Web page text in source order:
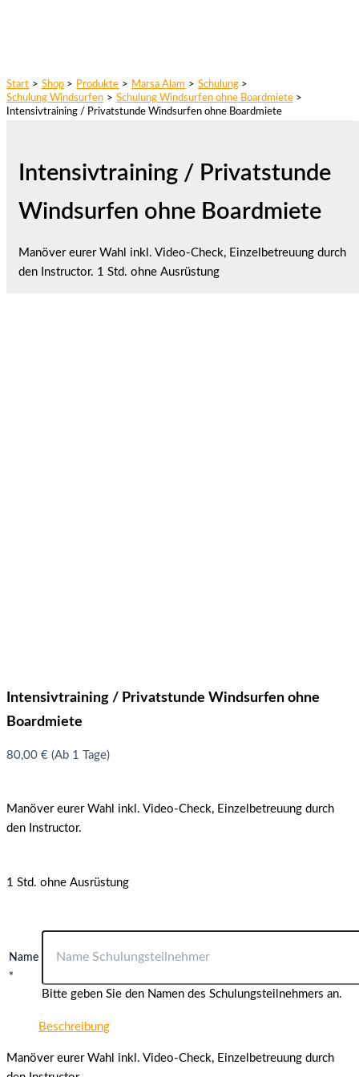
Start Shop Produkte Marsa Alam
Schulung
Schulung Windsurfen
Schulung Windsurfen ohne Boardmiete
Intensivtraining / Privatstunde Windsurfen ohne Boardmiete
Intensivtraining / Privatstunde
Windsurfen ohne Boardmiete
Manöver eurer Wahl inkl. Video-Check, Einzelbetreuung durch
den Instructor. 1 Std. ohne Ausrüstung
Intensivtraining / Privatstunde Windsurfen ohne
Boardmiete
80,00 € (Ab 1 Tage)
Manöver eurer Wahl inkl. Video-Check, Einzelbetreuung durch
den Instructor.
1 Std. ohne Ausrüstung
Name
*
Bitte geben Sie den Namen des Schulungsteilnehmers an.
Beschreibung
Manöver eurer Wahl inkl. Video-Check, Einzelbetreuung durch